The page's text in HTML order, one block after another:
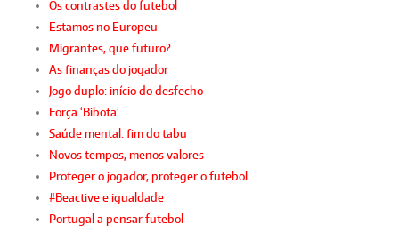
Os contrastes do futebol
Estamos no Europeu
Migrantes, que futuro?
As finanças do jogador
Jogo duplo: início do desfecho
Força ‘Bibota’
Saúde mental: fim do tabu
Novos tempos, menos valores
Proteger o jogador, proteger o futebol
#Beactive e igualdade
Portugal a pensar futebol